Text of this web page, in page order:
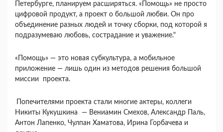
Петербурге, планируем расширяться. «Помощь» не просто
цифровой продукт, а проект о большой любви. Он про
объединение разных людей и точку сборки, под которой я
подразумеваю любовь, сострадание и уважение."
«Помощь» — это новая субкультура, а мобильное
приложение — лишь один из методов решения большой
миссии проекта.
Попечителями проекта стали многие актеры, коллеги
Никиты Кукушкина — Вениамин Смехов, Александр Паль,
Антон Лапенко, Чулпан Хаматова, Ирина Горбачева и